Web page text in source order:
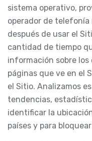
sistema operativo,
operador de
después de usar el
cantidad de tiempo
información sobre los
páginas que ve en el
el Sitio. Analizamos
tendencias,
identificar la
países y para